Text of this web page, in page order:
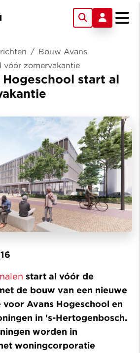
/ Bouw Avans
vóór zomervakantie
Hogeschool start al
start al vóór de
de bouw van een nieuwe
Avans Hogeschool en
in 's-Hertogenbosch.
worden in
woningcorporatie